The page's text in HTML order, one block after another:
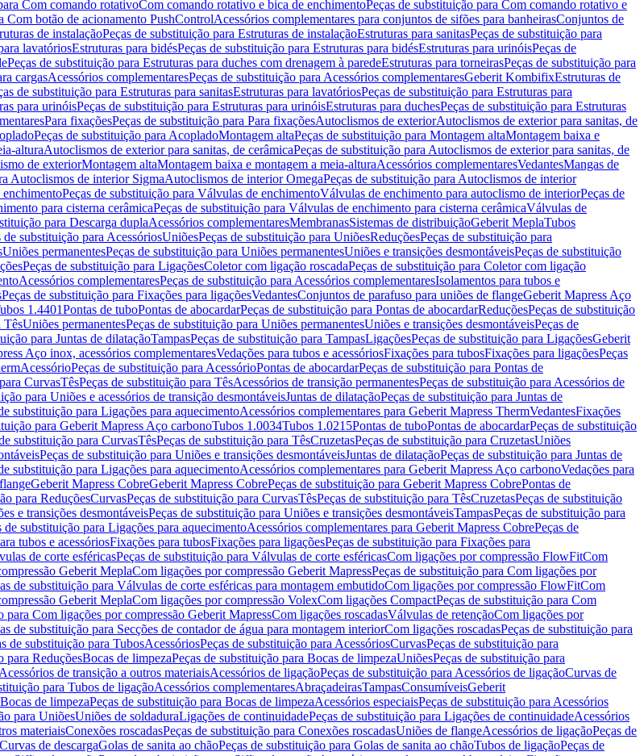
Com comando rotativoCom comando rotativo e bica de enchimentoPeças de substituição para Com comando rotativo e
Com botão de acionamento PushControlAcessórios complementares para conjuntos de sifões para banheirasConjuntos de
de instalaçãoPeças de substituição para Estruturas de instalaçãoEstruturas para sanitasPeças de substituição para
lavatóriosEstruturas para bidésPeças de substituição para Estruturas para bidésEstruturas para urinóisPeças de
Peças de substituição para Estruturas para duches com drenagem à paredeEstruturas para torneirasPeças de substituição para
cargasAcessórios complementaresPeças de substituição para Acessórios complementaresGeberit KombifixEstruturas de
de substituição para Estruturas para sanitasEstruturas para lavatóriosPeças de substituição para Estruturas para
para urinóisPeças de substituição para Estruturas para urinóisEstruturas para duchesPeças de substituição para Estruturas
Para fixaçõesPeças de substituição para Para fixaçõesAutoclismos de exteriorAutoclismos de exterior para sanitas, de
Peças de substituição para AcopladoMontagem altaPeças de substituição para Montagem altaMontagem baixa e
alturaAutoclismos de exterior para sanitas, de cerâmicaPeças de substituição para Autoclismos de exterior para sanitas, de
de exteriorMontagem altaMontagem baixa e montagem a meia-alturaAcessórios complementaresVedantesMangas de
Autoclismos de interior SigmaAutoclismos de interior OmegaPeças de substituição para Autoclismos de interior
Peças de substituição para Válvulas de enchimentoVálvulas de enchimento para autoclismo de interiorPeças de
para cisterna cerâmicaPeças de substituição para Válvulas de enchimento para cisterna cerâmicaVálvulas de
para Descarga duplaAcessórios complementaresMembranasSistemas de distribuiçãoGeberit MeplaTubos
de substituição para AcessóriosUniõesPeças de substituição para UniõesReduçõesPeças de substituição para
Uniões permanentesPeças de substituição para Uniões permanentesUniões e transições desmontáveisPeças de substituição
Peças de substituição para LigaçõesColetor com ligação roscadaPeças de substituição para Coletor com ligação
Acessórios complementaresPeças de substituição para Acessórios complementaresIsolamentos para tubos e
Peças de substituição para Fixações para ligaçõesVedantesConjuntos de parafuso para uniões de flangeGeberit Mapress Aço
1.4401Pontas de tuboPontas de abocardarPeças de substituição para Pontas de abocardarReduçõesPeças de substituição
TêsUniões permanentesPeças de substituição para Uniões permanentesUniões e transições desmontáveisPeças de
para Juntas de dilataçãoTampasPeças de substituição para TampasLigaçõesPeças de substituição para LigaçõesGeberit
Aço inox, acessórios complementaresVedações para tubos e acessóriosFixações para tubosFixações para ligaçõesPeças
AcessórioPeças de substituição para AcessórioPontas de abocardarPeças de substituição para Pontas de
CurvasTêsPeças de substituição para TêsAcessórios de transição permanentesPeças de substituição para Acessórios de
para Uniões e acessórios de transição desmontáveisJuntas de dilataçãoPeças de substituição para Juntas de
substituição para Ligações para aquecimentoAcessórios complementares para Geberit Mapress ThermVedantesFixações
para Geberit Mapress Aço carbonoTubos 1.0034Tubos 1.0215Pontas de tuboPontas de abocardarPeças de substituição
substituição para CurvasTêsPeças de substituição para TêsCruzetasPeças de substituição para CruzetasUniões
Peças de substituição para Uniões e transições desmontáveisJuntas de dilataçãoPeças de substituição para Juntas de
substituição para Ligações para aquecimentoAcessórios complementares para Geberit Mapress Aço carbonoVedações para
Geberit Mapress CobreGeberit Mapress CobrePeças de substituição para Geberit Mapress CobrePontas de
para ReduçõesCurvasPeças de substituição para CurvasTêsPeças de substituição para TêsCruzetasPeças de substituição
e transições desmontáveisPeças de substituição para Uniões e transições desmontáveisTampasPeças de substituição para
de substituição para Ligações para aquecimentoAcessórios complementares para Geberit Mapress CobrePeças de
tubos e acessóriosFixações para tubosFixações para ligaçõesPeças de substituição para Fixações para
de corte esféricasPeças de substituição para Válvulas de corte esféricasCom ligações por compressão FlowFitCom
Geberit MeplaCom ligações por compressão Geberit MapressPeças de substituição para Com ligações por
de substituição para Válvulas de corte esféricas para montagem embutidoCom ligações por compressão FlowFitCom
Geberit MeplaCom ligações por compressão VolexCom ligações CompactPeças de substituição para Com
para Com ligações por compressão Geberit MapressCom ligações roscadasVálvulas de retençãoCom ligações por
de substituição para Secções de contador de água para montagem interiorCom ligações roscadasPeças de substituição para
de substituição para TubosAcessóriosPeças de substituição para AcessóriosCurvasPeças de substituição para
para ReduçõesBocas de limpezaPeças de substituição para Bocas de limpezaUniõesPeças de substituição para
Acessórios de transição a outros materiaisAcessórios de ligaçãoPeças de substituição para Acessórios de ligaçãoCurvas de
para Tubos de ligaçãoAcessórios complementaresAbraçadeirasTampasConsumíveisGeberit
Bocas de limpezaPeças de substituição para Bocas de limpezaAcessórios especiaisPeças de substituição para Acessórios
para UniõesUniões de soldaduraLigações de continuidadePeças de substituição para Ligações de continuidadeAcessórios
materiaisConexões roscadasPeças de substituição para Conexões roscadasUniões de flangeAcessórios de ligaçãoPeças de
de descargaGolas de sanita ao chãoPeças de substituição para Golas de sanita ao chãoTubos de ligaçãoPeças de